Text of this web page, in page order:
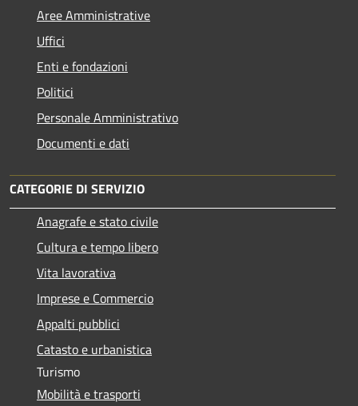
Aree Amministrative
Uffici
Enti e fondazioni
Politici
Personale Amministrativo
Documenti e dati
CATEGORIE DI SERVIZIO
Anagrafe e stato civile
Cultura e tempo libero
Vita lavorativa
Imprese e Commercio
Appalti pubblici
Catasto e urbanistica
Turismo
Mobilità e trasporti